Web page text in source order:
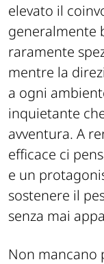
elevato il
generalmente
raramente
mentre la
a ogni
inquietante
avventura. A
efficace ci
e un
sostenere il
senza mai
Non mancano